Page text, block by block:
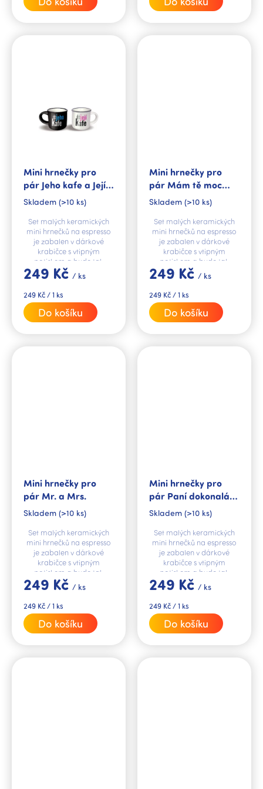
Mini hrnečky pro
pár Jeho kafe a Její
kafe
Skladem (>10 ks)
249 Kč / ks
Měrná
cena:
249 Kč / 1 ks
Do košíku
Set malých keramických
mini hrnečků na espresso
je zabalen v dárkové
krabičce s vtipným
potiskem a bude tak
krásným dárkem pro
zamilované páry jako
dárek k Valentýnu nebo
může...
Mini hrnečky pro
pár Mám tě moc
rád/a
Skladem (>10 ks)
249 Kč / ks
Měrná
cena:
249 Kč / 1 ks
Do košíku
Set malých keramických
mini hrnečků na espresso
je zabalen v dárkové
krabičce s vtipným
potiskem a bude tak
krásným dárkem pro
zamilované páry jako
dárek k Valentýnu nebo
může...
Mini hrnečky pro
pár Mr. a Mrs.
Skladem (>10 ks)
249 Kč / ks
Měrná
cena:
249 Kč / 1 ks
Do košíku
Set malých keramických
mini hrnečků na espresso
je zabalen v dárkové
krabičce s vtipným
potiskem a bude tak
krásným dárkem pro
zamilované páry nebo
může sloužit i jako malý...
Mini hrnečky pro
pár Paní dokonalá a
Pan dokonalý
Skladem (>10 ks)
249 Kč / ks
Měrná
cena:
249 Kč / 1 ks
Do košíku
Set malých keramických
mini hrnečků na espresso
je zabalen v dárkové
krabičce s vtipným
potiskem a bude tak
krásným dárkem pro
zamilované páry jako
dárek k Valentýnu nebo
může...